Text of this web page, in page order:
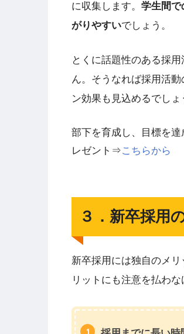
に収集します。 学生間で
がりやすいでしょう。
とくに話題性のある採
ん。そうなれば採用活
ン効果も見込めるでしょ
部下を育成し、目標を
レゼント⇒こちらから
３．新卒採用
新卒採用には独自のメ
リットにも注意を払わ